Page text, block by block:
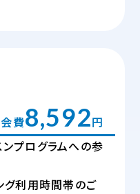
費8,592円
プログラムへの参
グ利用時間帯のご